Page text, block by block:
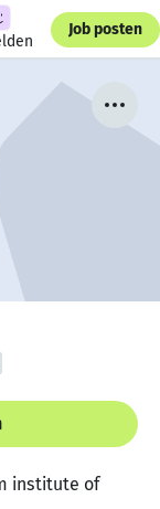
Job posten
institute of